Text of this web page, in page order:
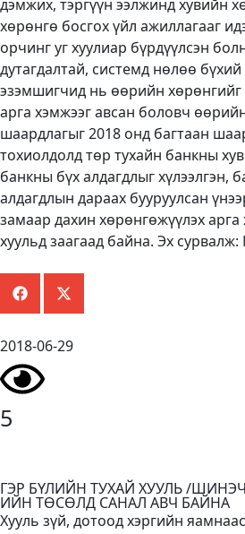
дэмжих, тэргүүн ээлжинд хувийн
хөрөнгө босгох үйл ажиллагааг
орчинг уг хуулиар бүрдүүлсэн
дутагдалтай, системд нөлөө
эзэмшигчид нь өөрийн хөрөнгийг
арга хэмжээг авсан боловч
шаардлагыг 2018 онд багтаан
тохиолдолд төр тухайн банкны
банкны бүх алдагдлыг хүлээлгэн,
алдагдлын дараах бууруулсан
замаар дахин хөрөнгөжүүлэх арга
хуульд заагаад байна. Эх
2018-06-29
5
ГЭР БҮЛИЙН ТУХАЙ ХУУЛЬ /
ИЙН ТӨСӨЛД САНАЛ АВЧ БАЙНА
Хууль зүй, дотоод хэргийн